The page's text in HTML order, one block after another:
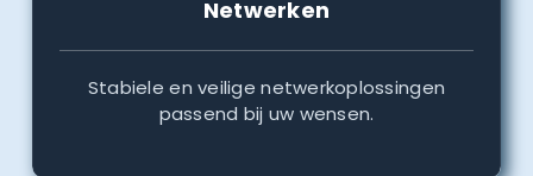
Netwerken
Stabiele en veilige netwerkoplossingen
passend bij uw wensen.